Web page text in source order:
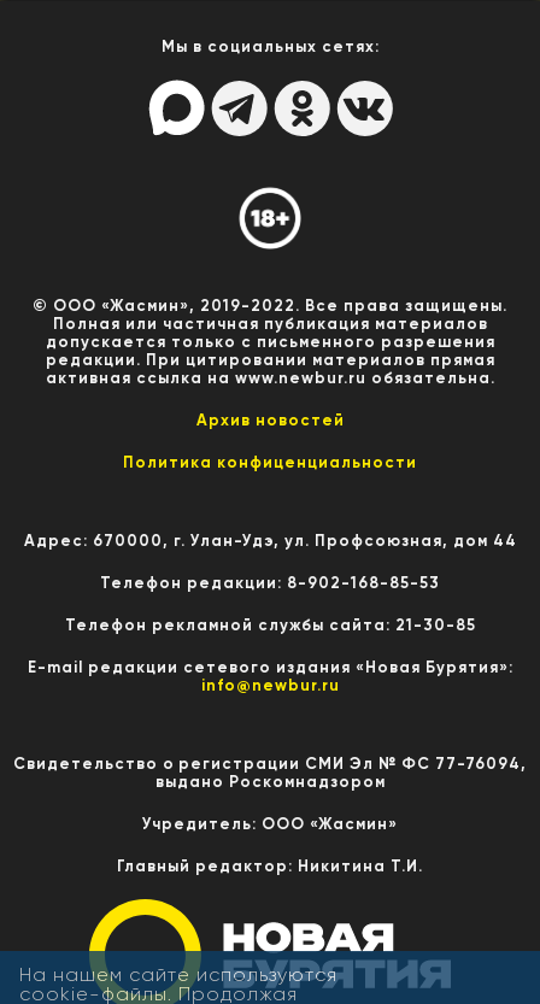
Мы в социальных сетях:
© ООО «Жасмин», 2019-2022. Все права защищены.
Полная или частичная публикация материалов
допускается только с письменного разрешения
редакции. При цитировании материалов прямая
активная ссылка на www.newbur.ru обязательна.
Архив новостей
Политика конфиценциальности
Адрес: 670000, г. Улан-Удэ, ул. Профсоюзная, дом 44
Телефон редакции: 8-902-168-85-53
Телефон рекламной службы сайта: 21-30-85
E-mail редакции сетевого издания «Новая Бурятия»:
info@newbur.ru
Свидетельство о регистрации СМИ Эл № ФС 77-76094,
выдано Роскомнадзором
Учредитель: ООО «Жасмин»
Главный редактор: Никитина Т.И.
На нашем сайте используются
cookie-файлы. Продолжая